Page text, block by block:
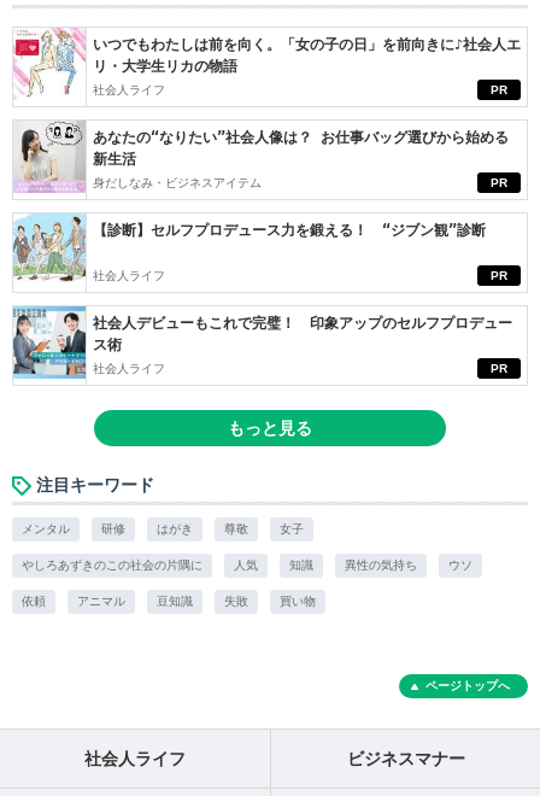
PR
いつでもわたしは前を向く。「女の子の日」を前向きに♪社会人エ
リ・大学生リカの物語
社会人ライフ
PR
あなたの“なりたい”社会人像は？ お仕事バッグ選びから始める
新生活
身だしなみ・ビジネスアイテム
PR
【診断】セルフプロデュース力を鍛える！ “ジブン観”診断
社会人ライフ
PR
社会人デビューもこれで完璧！ 印象アップのセルフプロデュー
ス術
社会人ライフ
もっと見る
注目キーワード
メンタル 研修 はがき 尊敬 女子
やしろあずきのこの社会の片隅に 人気 知識 異性の気持ち ウソ
依頼 アニマル 豆知識 失敗 買い物
ページトップへ
社会人ライフ ビジネスマナー